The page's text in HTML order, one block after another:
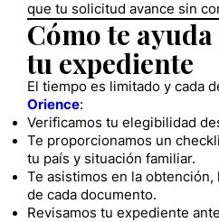
que tu solicitud avance sin
Cómo te
tu expediente
El tiempo es limitado y cada
Orience:
Verificamos tu elegibilidad
Te proporcionamos un
tu país y situación familiar.
Te asistimos en la
de cada documento.
Revisamos tu expediente